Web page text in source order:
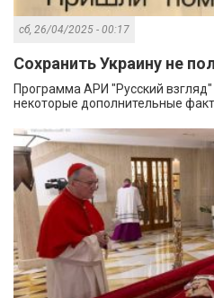
сб, 26/04/2025 - 00:17
Сохранить Украину не
Программа АРИ "Русский взгляд"
некоторые дополнительные